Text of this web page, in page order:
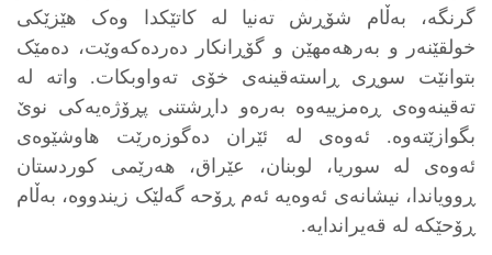
گرنگە، بەڵام شۆڕش تەنیا لە کاتێکدا وەک هێزێکی
خولقێنەر و بەرهەمهێن و گۆڕانکار دەردەکەوێت، دەمێک
بتوانێت سوڕی ڕاستەقینەی خۆی تەواوبکات. واتە لە
تەقینەوەی ڕەمزییەوە بەرەو داڕشتنی پڕۆژەیەکی نوێ
بگوازێتەوە. ئەوەی لە ئێران دەگوزەرێت هاوشێوەی
ئەوەی لە سوریا، لوبنان، عێراق، هەرێمی کوردستان
ڕوویاندا، نیشانەی ئەوەیە ئەم ڕۆحە گەلێک زیندووە، بەڵام
ڕۆحێکە لە قەیراندایە.